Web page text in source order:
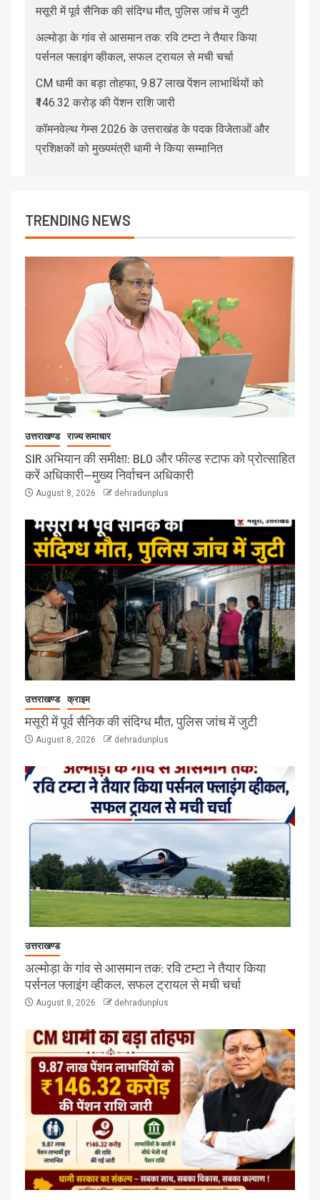
मसूरी में पूर्व सैनिक की संदिग्ध मौत, पुलिस जांच में जुटी
अल्मोड़ा के गांव से आसमान तक: रवि टम्टा ने तैयार किया
पर्सनल फ्लाइंग व्हीकल, सफल ट्रायल से मची चर्चा
CM धामी का बड़ा तोहफा, 9.87 लाख पेंशन लाभार्थियों को
₹146.32 करोड़ की पेंशन राशि जारी
कॉमनवेल्थ गेम्स 2026 के उत्तराखंड के पदक विजेताओं और
प्रशिक्षकों को मुख्यमंत्री धामी ने किया सम्मानित
TRENDING NEWS
उत्तराखण्ड राज्य समाचार
SIR अभियान की समीक्षा: BLO और फील्ड स्टाफ को प्रोत्साहित
करें अधिकारी—मुख्य निर्वाचन अधिकारी
August 8, 2026 dehradunplus
उत्तराखण्ड क्राइम
मसूरी में पूर्व सैनिक की संदिग्ध मौत, पुलिस जांच में जुटी
August 8, 2026 dehradunplus
उत्तराखण्ड
अल्मोड़ा के गांव से आसमान तक: रवि टम्टा ने तैयार किया
पर्सनल फ्लाइंग व्हीकल, सफल ट्रायल से मची चर्चा
August 8, 2026 dehradunplus